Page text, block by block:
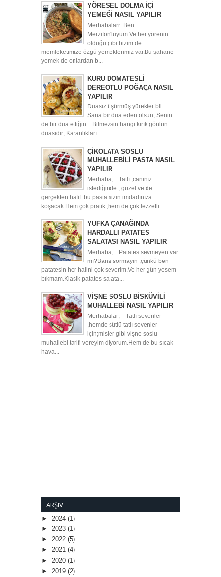
YÖRESEL DOLMA İÇİ
YEMEĞİ NASIL YAPILIR
Merhabalarr Ben
Merzifon'luyum.Ve her yörenin
olduğu gibi bizim de
memleketimize özgü yemeklerimiz var.Bu şahane
yemek de onlardan b...
KURU DOMATESLİ
DEREOTLU POĞAÇA NASIL
YAPILIR
Duasız üşürmüş yürekler bil...
Sana bir dua eden olsun, Senin
de bir dua ettiğin... Bilmezsin hangi kırık gönlün
duasıdır; Karanlıkları ...
ÇİKOLATA SOSLU
MUHALLEBİLİ PASTA NASIL
YAPILIR
Merhaba; Tatlı ,canınız
istediğinde , güzel ve de
gerçekten hafif bu pasta sizin imdadınıza
koşacak.Hem çok pratik ,hem de çok lezzetli...
YUFKA ÇANAĞINDA
HARDALLI PATATES
SALATASI NASIL YAPILIR
Merhaba; Patates sevmeyen var
mı?Bana sormayın ;çünkü ben
patatesin her halini çok severim.Ve her gün yesem
bıkmam.Klasik patates salata...
VİŞNE SOSLU BİSKÜVİLİ
MUHALLEBİ NASIL YAPILIR
Merhabalar; Tatlı sevenler
,hemde sütlü tatlı sevenler
için;misler gibi vişne soslu
muhallebi tarifi vereyim diyorum.Hem de bu sıcak
hava...
ARŞIV
► 2024 (1)
► 2023 (1)
► 2022 (5)
► 2021 (4)
► 2020 (1)
► 2019 (2)